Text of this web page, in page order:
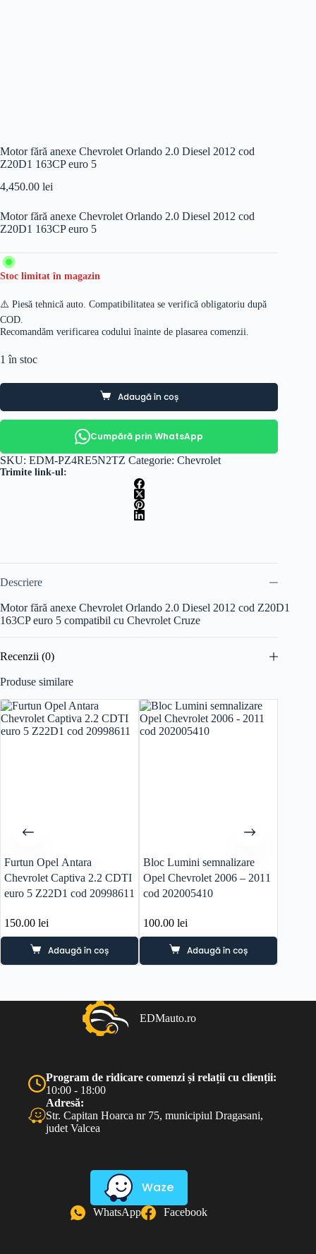
Motor fără anexe Chevrolet Orlando 2.0 Diesel 2012 cod
Z20D1 163CP euro 5
4,450.00 lei
Motor fără anexe Chevrolet Orlando 2.0 Diesel 2012 cod
Z20D1 163CP euro 5
Stoc limitat în magazin
⚠️ Piesă tehnică auto. Compatibilitatea se verifică obligatoriu după
COD.
Recomandăm verificarea codului înainte de plasarea comenzii.
1 în stoc
Adaugă în coș
Cumpără prin WhatsApp
SKU: EDM-PZ4RE5N2TZ Categorie: Chevrolet
Trimite link-ul:
Descriere
Motor fără anexe Chevrolet Orlando 2.0 Diesel 2012 cod Z20D1
163CP euro 5 compatibil cu Chevrolet Cruze
Recenzii (0)
Produse similare
Furtun Opel Antara
Chevrolet Captiva 2.2 CDTI
euro 5 Z22D1 cod 20998611
150.00 lei
Adaugă în coș
Bloc Lumini semnalizare
Opel Chevrolet 2006 – 2011
cod 202005410
100.00lei
Adaugă în coș
EDMauto.ro
Program de ridicare comenzi și relații cu clienții:
10:00 - 18:00
Adresă:
Str. Capitan Hoarca nr 75, municipiul Dragasani,
judet Valcea
Waze
WhatsApp Facebook